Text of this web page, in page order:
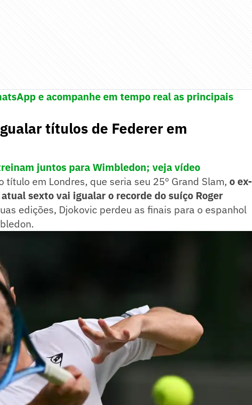
e acompanhe em tempo real as principais
títulos de Federer em
juntos para Wimbledon; veja vídeo
título em Londres, que seria seu 25º Grand Slam, o ex-
sexto vai igualar o recorde do suíço Roger
edições, Djokovic perdeu as finais para o espanhol